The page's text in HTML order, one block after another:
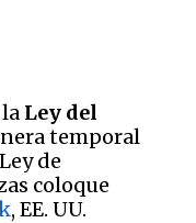
Ley del
temporal
de
coloque
, EE. UU.